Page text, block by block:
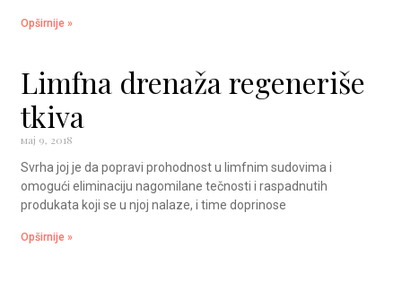
Opširnije »
Limfna drenaža regeneriše
tkiva
мај 9, 2018
Svrha joj je da popravi prohodnost u limfnim sudovima i
omogući eliminaciju nagomilane tečnosti i raspadnutih
produkata koji se u njoj nalaze, i time doprinose
Opširnije »